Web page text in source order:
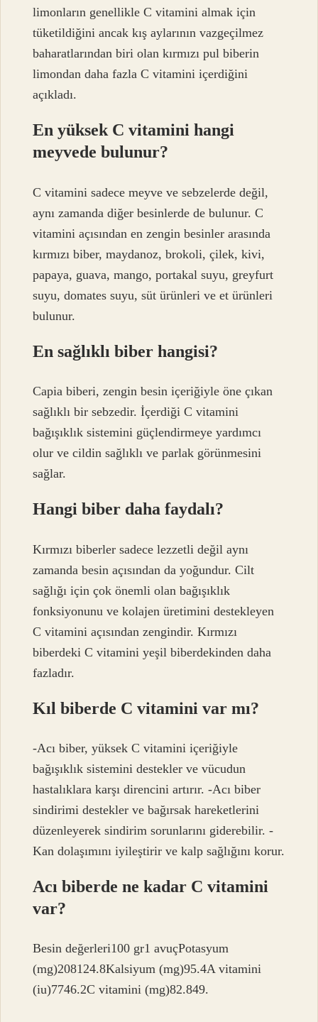
limonların genellikle C vitamini almak için
tüketildiğini ancak kış aylarının vazgeçilmez
baharatlarından biri olan kırmızı pul biberin
limondan daha fazla C vitamini içerdiğini
açıkladı.
En yüksek C vitamini hangi
meyvede bulunur?
C vitamini sadece meyve ve sebzelerde değil,
aynı zamanda diğer besinlerde de bulunur. C
vitamini açısından en zengin besinler arasında
kırmızı biber, maydanoz, brokoli, çilek, kivi,
papaya, guava, mango, portakal suyu, greyfurt
suyu, domates suyu, süt ürünleri ve et ürünleri
bulunur.
En sağlıklı biber hangisi?
Capia biberi, zengin besin içeriğiyle öne çıkan
sağlıklı bir sebzedir. İçerdiği C vitamini
bağışıklık sistemini güçlendirmeye yardımcı
olur ve cildin sağlıklı ve parlak görünmesini
sağlar.
Hangi biber daha faydalı?
Kırmızı biberler sadece lezzetli değil aynı
zamanda besin açısından da yoğundur. Cilt
sağlığı için çok önemli olan bağışıklık
fonksiyonunu ve kolajen üretimini destekleyen
C vitamini açısından zengindir. Kırmızı
biberdeki C vitamini yeşil biberdekinden daha
fazladır.
Kıl biberde C vitamini var mı?
-Acı biber, yüksek C vitamini içeriğiyle
bağışıklık sistemini destekler ve vücudun
hastalıklara karşı direncini artırır. -Acı biber
sindirimi destekler ve bağırsak hareketlerini
düzenleyerek sindirim sorunlarını giderebilir. -
Kan dolaşımını iyileştirir ve kalp sağlığını korur.
Acı biberde ne kadar C vitamini
var?
Besin değerleri100 gr1 avuçPotasyum
(mg)208124.8Kalsiyum (mg)95.4A vitamini
(iu)7746.2C vitamini (mg)82.849.